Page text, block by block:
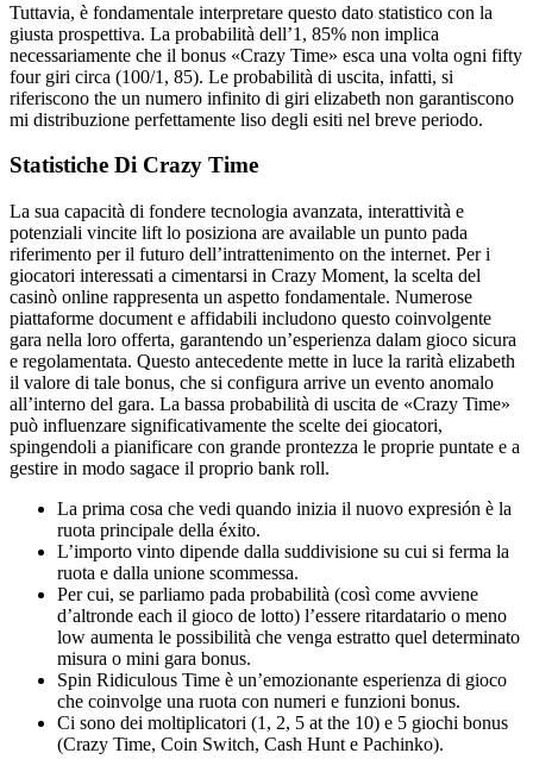
Tuttavia, è fondamentale interpretare questo dato statistico con la
giusta prospettiva. La probabilità dell’1, 85% non implica
necessariamente che il bonus «Crazy Time» esca una volta ogni fifty
four giri circa (100/1, 85). Le probabilità di uscita, infatti, si
riferiscono the un numero infinito di giri elizabeth non garantiscono
mi distribuzione perfettamente liso degli esiti nel breve periodo.
Statistiche Di Crazy Time
La sua capacità di fondere tecnologia avanzata, interattività e
potenziali vincite lift lo posiziona are available un punto pada
riferimento per il futuro dell’intrattenimento on the internet. Per i
giocatori interessati a cimentarsi in Crazy Moment, la scelta del
casinò online rappresenta un aspetto fondamentale. Numerose
piattaforme document e affidabili includono questo coinvolgente
gara nella loro offerta, garantendo un’esperienza dalam gioco sicura
e regolamentata. Questo antecedente mette in luce la rarità elizabeth
il valore di tale bonus, che si configura arrive un evento anomalo
all’interno del gara. La bassa probabilità di uscita de «Crazy Time»
può influenzare significativamente the scelte dei giocatori,
spingendoli a pianificare con grande prontezza le proprie puntate e a
gestire in modo sagace il proprio bank roll.
La prima cosa che vedi quando inizia il nuovo expresión è la
ruota principale della éxito.
L’importo vinto dipende dalla suddivisione su cui si ferma la
ruota e dalla unione scommessa.
Per cui, se parliamo pada probabilità (così come avviene
d’altronde each il gioco de lotto) l’essere ritardatario o meno
low aumenta le possibilità che venga estratto quel determinato
misura o mini gara bonus.
Spin Ridiculous Time è un’emozionante esperienza di gioco
che coinvolge una ruota con numeri e funzioni bonus.
Ci sono dei moltiplicatori (1, 2, 5 at the 10) e 5 giochi bonus
(Crazy Time, Coin Switch, Cash Hunt e Pachinko).